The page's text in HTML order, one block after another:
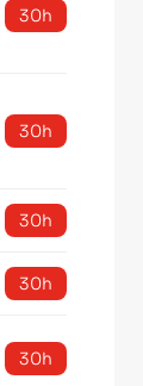
30h
30h
30h
30h
30h